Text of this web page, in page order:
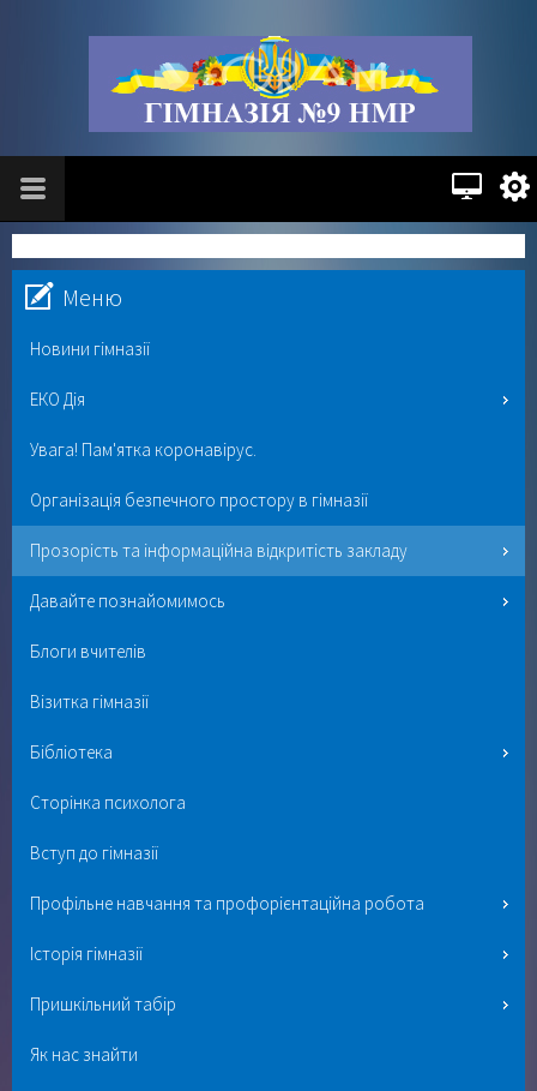
Меню
Новини гімназії
ЕКО Дія
Увага! Пам'ятка коронавірус.
Організація безпечного простору в гімназії
Прозорість та інформаційна відкритість закладу
Давайте познайомимось
Блоги вчителів
Візитка гімназії
Бібліотека
Сторінка психолога
Вступ до гімназії
Профільне навчання та профорієнтаційна робота
Історія гімназії
Пришкільний табір
Як нас знайти